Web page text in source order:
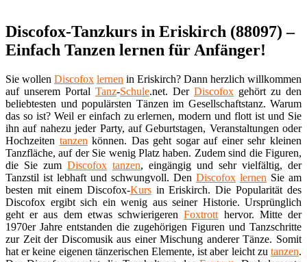
Discofox-Tanzkurs in Eriskirch (88097) –
Einfach Tanzen lernen für Anfänger!
Sie wollen Discofox lernen in Eriskirch? Dann herzlich willkommen
auf unserem Portal Tanz-Schule.net. Der Discofox gehört zu den
beliebtesten und populärsten Tänzen im Gesellschaftstanz. Warum
das so ist? Weil er einfach zu erlernen, modern und flott ist und Sie
ihn auf nahezu jeder Party, auf Geburtstagen, Veranstaltungen oder
Hochzeiten tanzen können. Das geht sogar auf einer sehr kleinen
Tanzfläche, auf der Sie wenig Platz haben. Zudem sind die Figuren,
die Sie zum Discofox tanzen, eingängig und sehr vielfältig, der
Tanzstil ist lebhaft und schwungvoll. Den Discofox lernen Sie am
besten mit einem Discofox-Kursin Eriskirch. Die Popularität des
Discofox ergibt sich ein wenig aus seiner Historie. Ursprünglich
geht er aus dem etwas schwierigerenFoxtrott hervor. Mitte der
1970er Jahre entstanden die zugehörigen Figuren und Tanzschritte
zur Zeit der Discomusik aus einer Mischung anderer Tänze. Somit
hat er keine eigenen tänzerischen Elemente, ist aber leicht zu tanzen.